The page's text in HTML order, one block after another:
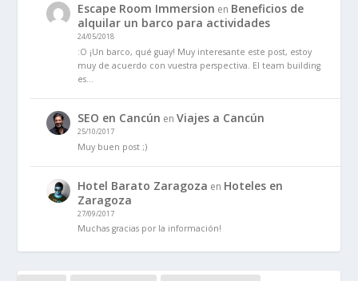
Escape Room Immersion en Beneficios de
alquilar un barco para actividades
24/05/2018
:O ¡Un barco, qué guay! Muy interesante este post, estoy
muy de acuerdo con vuestra perspectiva. El team building
es…
SEO en Cancún enViajes a Cancún
25/10/2017
Muy buen post ;)
Hotel Barato Zaragoza en Hoteles en
Zaragoza
27/09/2017
Muchas gracias por la información!